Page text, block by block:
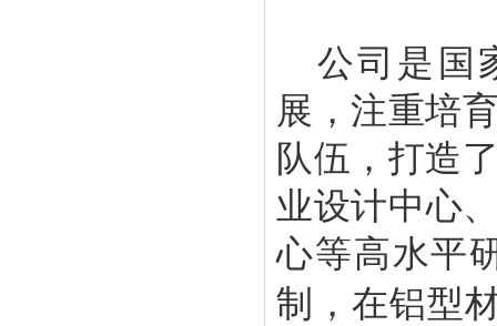
公司是国
展，注重培
队伍，打造
业设计中心
心等高水平
制，在铝型